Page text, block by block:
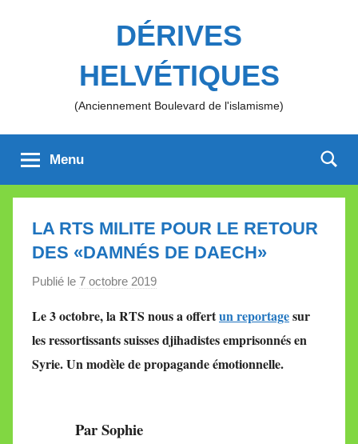
DÉRIVES
HELVÉTIQUES
(Anciennement Boulevard de l'islamisme)
Menu
LA RTS MILITE POUR LE RETOUR
DES «DAMNÉS DE DAECH»
Publié le 7 octobre 2019
r
M
i
Le 3 octobre, la RTS nous a offertun reportagesur
les ressortissants suisses djihadistes emprisonnés en
Syrie. Un modèle de propagande émotionnelle.
Par Sophie